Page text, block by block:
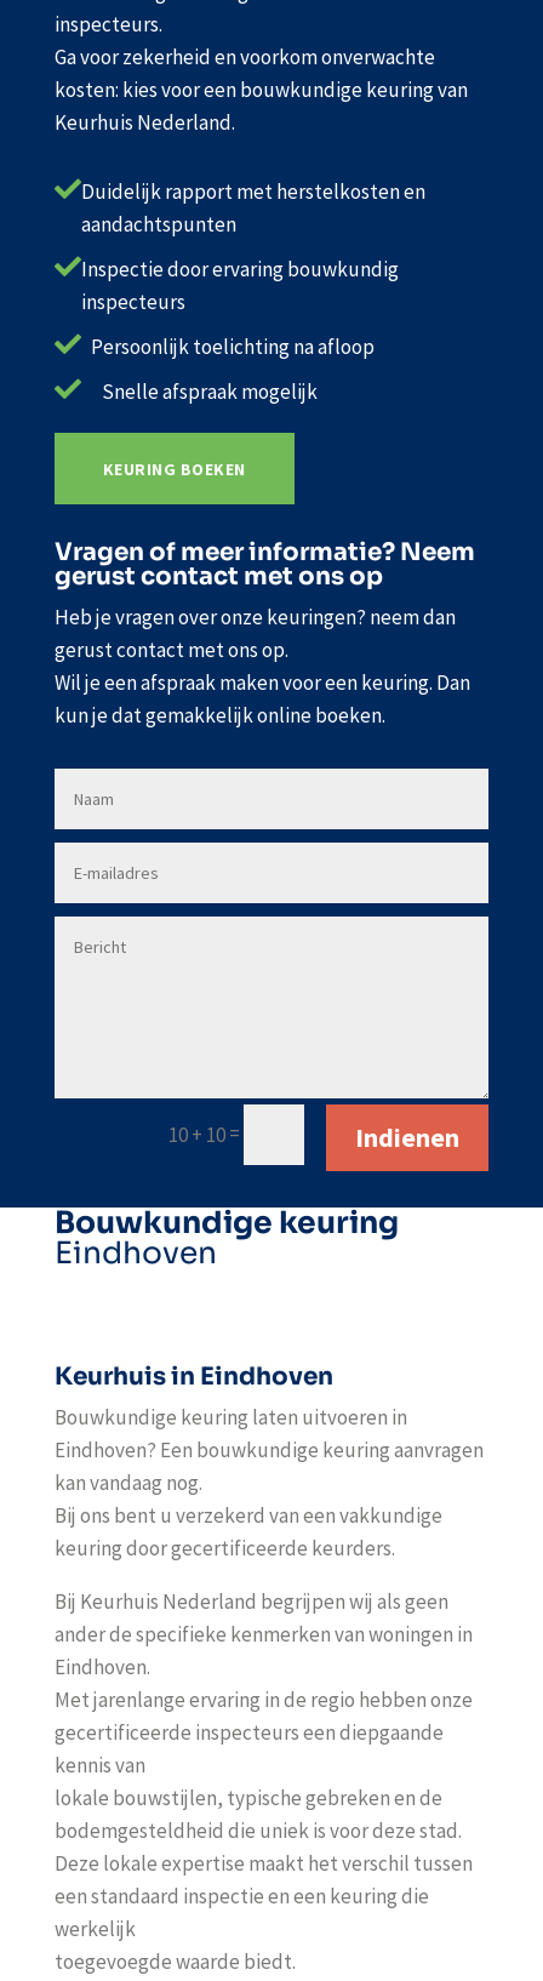
inspecteurs.
Ga voor zekerheid en voorkom onverwachte
kosten: kies voor een bouwkundige keuring van
Keurhuis Nederland.
Duidelijk rapport met herstelkosten en
aandachtspunten
Inspectie door ervaring bouwkundig
inspecteurs
 Persoonlijk toelichting na afloop

Snelle afspraak mogelijk
KEURING BOEKEN
Vragen of meer informatie? Neem
gerust contact met ons op
Heb je vragen over onze keuringen? neem dan
gerust contact met ons op.
Wil je een afspraak maken voor een keuring. Dan
kun je dat gemakkelijk online boeken.
10 + 10= Indienen
Bouwkundige keuring
Eindhoven
Keurhuis in Eindhoven
Bouwkundige keuring laten uitvoeren in
Eindhoven? Een bouwkundige keuring aanvragen
kan vandaag nog.
Bij ons bent u verzekerd van een vakkundige
keuring door gecertificeerde keurders.
Bij Keurhuis Nederland begrijpen wij als geen
ander de specifieke kenmerken van woningen in
Eindhoven.
Met jarenlange ervaring in de regio hebben onze
gecertificeerde inspecteurs een diepgaande
kennis van
lokale bouwstijlen, typische gebreken en de
bodemgesteldheid die uniek is voor deze stad.
Deze lokale expertise maakt het verschil tussen
een standaard inspectie en een keuring die
werkelijk
toegevoegde waarde biedt.